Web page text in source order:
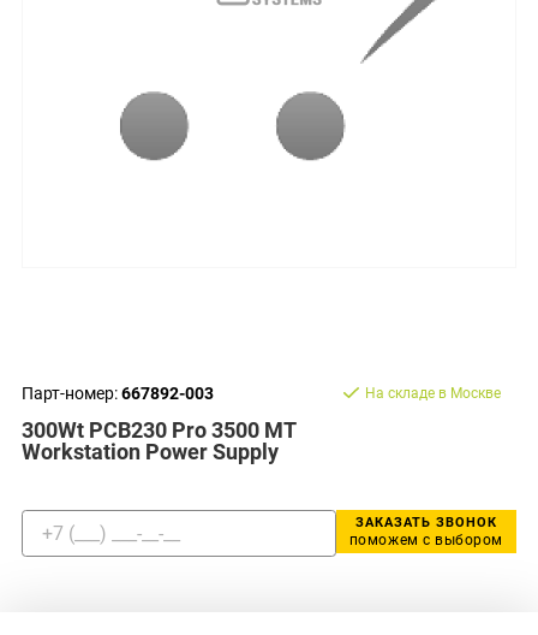
Парт-номер:667892-003
300Wt PCB230 Pro 3500 MT
Workstation Power Supply
На складе в Москве
ЗАКАЗАТЬ ЗВОНОК
поможем с выбором